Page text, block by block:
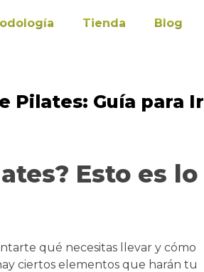
Tienda Blog
Pilates: Guía para Ir
Esto es lo
qué necesitas llevar y cómo
ciertos elementos que harán tu